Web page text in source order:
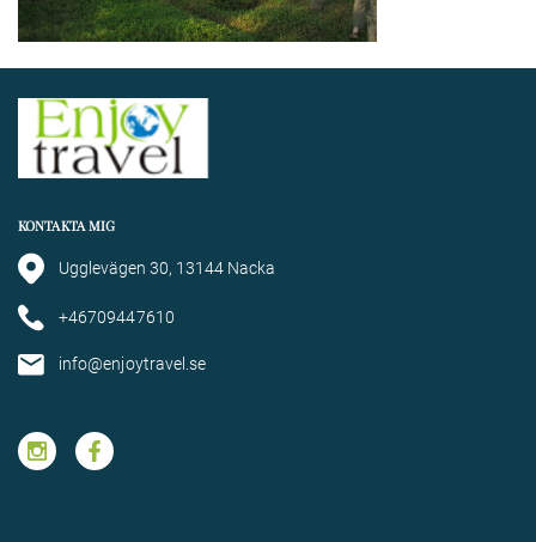
KONTAKTA MIG
Ugglevägen 30, 13144 Nacka
+46709447610
info@enjoytravel.se